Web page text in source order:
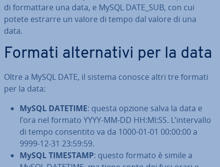
di for­mat­ta­re una data, e MySQL DATE_SUB, con cui
potete estrarre un valore di tempo dal valore di una
data.
Formati al­ter­na­ti­vi per la data
Oltre a MySQL DATE, il sistema conosce altri tre formati
per la data:
MySQL DATETIME: questa opzione salva la data e
l’ora nel formato YYYY-MM-DD HH:MI:SS. L’in­ter­val­lo
di tempo con­sen­ti­to va da 1000-01-01 00:00:00 a
9999-12-31 23:59:59.
MySQL TIMESTAMP: questo formato è simile a